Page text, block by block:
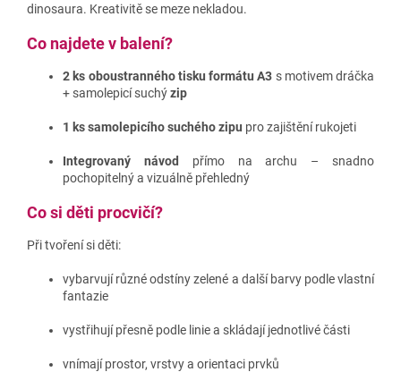
dinosaura. Kreativitě se meze nekladou.
Co najdete v balení?
2 ks oboustranného tisku formátu A3 s motivem dráčka
+ samolepicí suchýzip
1 ks samolepicího suchého zipu pro zajištění rukojeti
Integrovaný návod
přímo na archu – snadno
pochopitelný a vizuálně přehledný
Co si děti procvičí?
Při tvoření si děti:
vybarvují různé odstíny zelené a další barvy podle vlastní
fantazie
vystřihují přesně podle linie a skládají jednotlivé části
vnímají prostor, vrstvy a orientaci prvků